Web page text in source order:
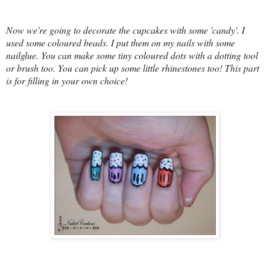
Now we're going to decorate the cupcakes with some 'candy'. I
used some coloured beads. I put them on my nails with some
nailglue. You can make some tiny coloured dots with a dotting tool
or brush too. You can pick up some little rhinestones too! This part
is for filling in your own choice!